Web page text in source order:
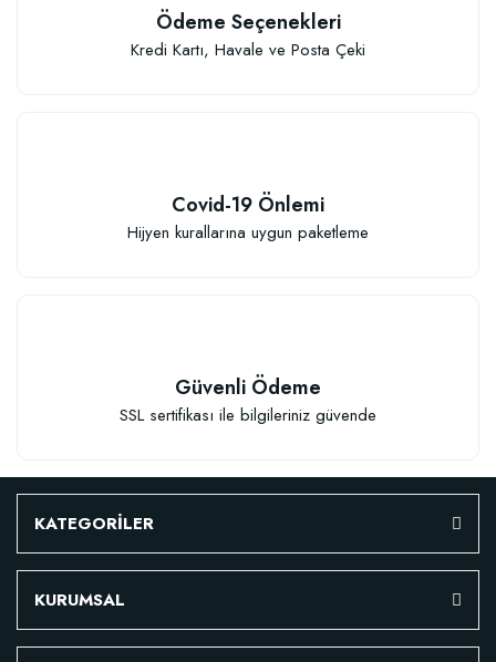
Sepete Ekle
Ödeme Seçenekleri
Kredi Kartı, Havale ve Posta Çeki
Covid-19 Önlemi
Hijyen kurallarına uygun paketleme
Güvenli Ödeme
SSL sertifikası ile bilgileriniz güvende
KATEGORİLER
KURUMSAL